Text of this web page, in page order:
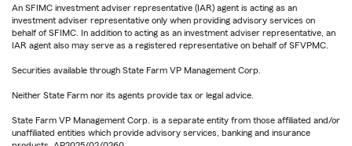
An SFIMC investment adviser representative (IAR) agent is acting as an
investment adviser representative only when providing advisory services on
behalf of SFIMC. In addition to acting as an investment adviser representative, an
IAR agent also may serve as a registered representative on behalf of SFVPMC.
Securities available through State Farm VP Management Corp.
Neither State Farm nor its agents provide tax or legal advice.
State Farm VP Management Corp. is a separate entity from those affiliated and/or
unaffiliated entities which provide advisory services, banking and insurance